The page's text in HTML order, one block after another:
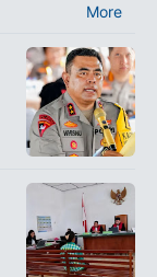
More